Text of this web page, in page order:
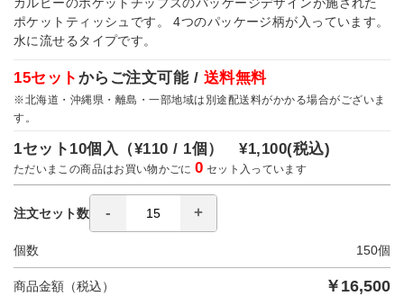
ポケットティッシュです。 4つのパッケージ柄が入っています。
水に流せるタイプです。
15セット からご注文可能 / 送料無料
※北海道・沖縄県・離島・一部地域は別途配送料がかかる場合がございま
す。
1セット10個入（¥110 / 1個）¥1,100(税込)
ただいまこの商品はお買い物かごに0 セット入っています
注文セット数
個数 150個
商品金額（税込） ￥ 16,500